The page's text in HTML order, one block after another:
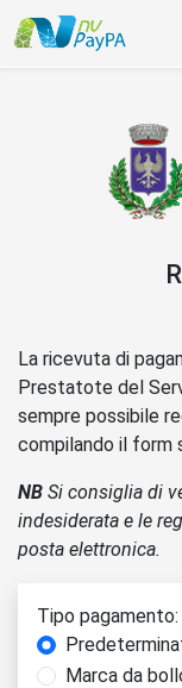
data-bs-toggle=
La ricevuta di
Prestatote del
sempre possibile
compilando il
NB Si consiglia di
indesiderata e le
posta elettronica.
Tipo pagamento:
Marca da